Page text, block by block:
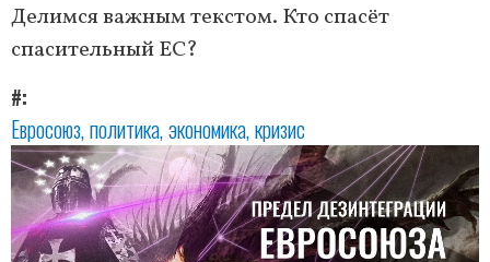
Делимся важным текстом. Кто спасёт
спасительный ЕС?
#
Евросоюз политика экономика кризис